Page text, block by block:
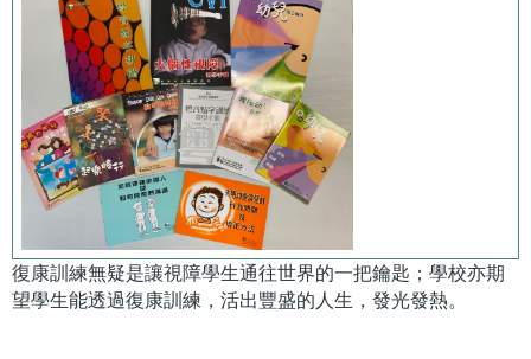
復康訓練無疑是讓視障學生通往世界的一把鑰匙；學校亦期
望學生能透過復康訓練，活出豐盛的人生，發光發熱。